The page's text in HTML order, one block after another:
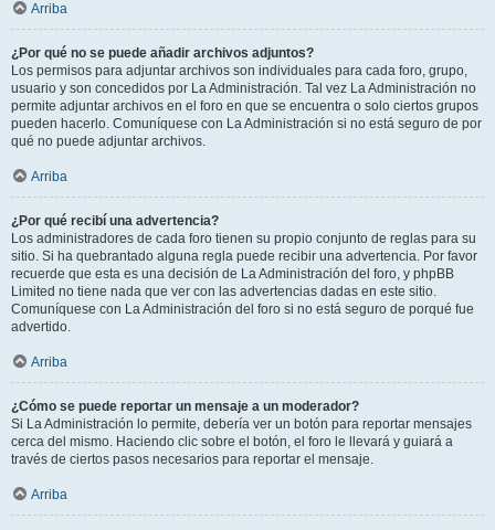
Arriba
¿Por qué no se puede añadir archivos adjuntos?
Los permisos para adjuntar archivos son individuales para cada foro, grupo,
usuario y son concedidos por La Administración. Tal vez La Administración no
permite adjuntar archivos en el foro en que se encuentra o solo ciertos grupos
pueden hacerlo. Comuníquese con La Administración si no está seguro de por
qué no puede adjuntar archivos.
Arriba
¿Por qué recibí una advertencia?
Los administradores de cada foro tienen su propio conjunto de reglas para su
sitio. Si ha quebrantado alguna regla puede recibir una advertencia. Por favor
recuerde que esta es una decisión de La Administración del foro, y phpBB
Limited no tiene nada que ver con las advertencias dadas en este sitio.
Comuníquese con La Administración del foro si no está seguro de porqué fue
advertido.
Arriba
¿Cómo se puede reportar un mensaje a un moderador?
Si La Administración lo permite, debería ver un botón para reportar mensajes
cerca del mismo. Haciendo clic sobre el botón, el foro le llevará y guiará a
través de ciertos pasos necesarios para reportar el mensaje.
Arriba